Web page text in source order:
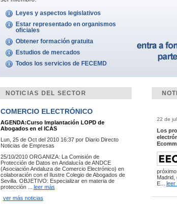
Leyes y aspectos legislativos
Estar representado en organismos
oficiales
Obtener formación gratuita
Estudios de mercados
Todos los servicios de FECEMD
NOTICIAS DEL SECTOR
COMERCIO ELECTRÓNICO
AGENDA:Curso Implantación LOPD de
Abogados en el ICAS
Lun, 25 de Oct del 2010 16:37 por Diario Directo
Noticias de Empresas
25/10/2010 ORGANIZA: La Comisión de
Protección de Datos en Andalucía de ANDCE
(Asociación Andaluza de Comercio Electrónico) en
colaboración con el Ilustre Colegio de Abogados de
Sevilla. OBJETIVO: Especializar en materia de
protección ... leer más
ver más noticias
22 de
Los
Madrid,
E...
leer